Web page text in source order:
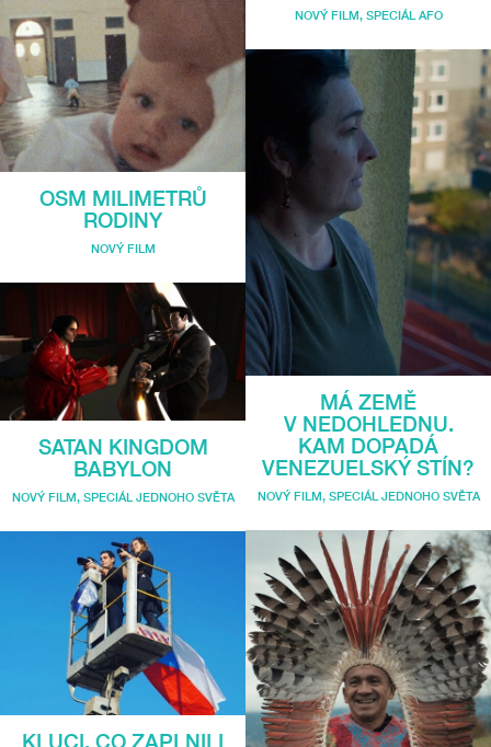
OSM MILIMETRŮ
RODINY
NOVÝ FILM
SATAN KINGDOM
BABYLON
NOVÝ FILM, SPECIÁL JEDNOHO SVĚTA
KLUCI, CO ZAPLNILI
NOVÝ FILM, SPECIÁL AFO
MÁ ZEMĚ
V NEDOHLEDNU.
KAM DOPADÁ
VENEZUELSKÝ STÍN?
NOVÝ FILM, SPECIÁL JEDNOHO SVĚTA